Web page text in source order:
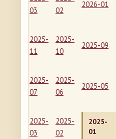
03
02
2026-01
2025-
11
2025-
10
2025-09
2025-
07
2025-
06
2025-05
2025-
03
2025-
02
2025-
01